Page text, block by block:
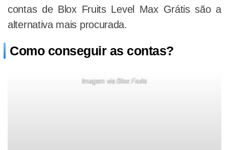
contas de Blox Fruits Level Max Grátis são a
alternativa mais procurada.
Como conseguir as contas?
Imagem via Blox Fruits